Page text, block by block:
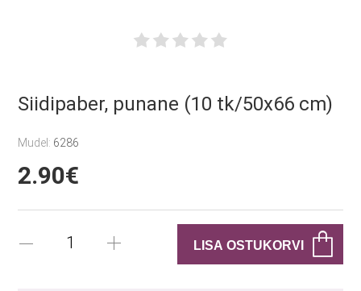
Siidipaber, punane (10 tk/50x66 cm)
Mudel: 6286
2.90€